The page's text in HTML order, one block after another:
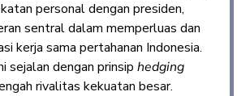
personal dengan presiden,
sentral dalam memperluas dan
kerja sama pertahanan Indonesia.
sejalan dengan prinsip hedging
rivalitas kekuatan besar.